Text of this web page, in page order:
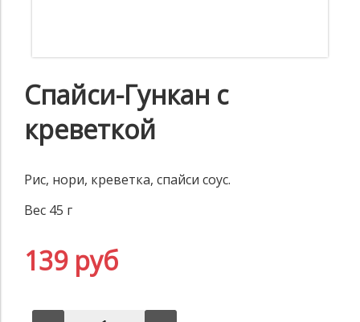
Спайси-Гункан с
креветкой
Рис, нори, креветка, спайси соус.
Вес 45 г
139 руб